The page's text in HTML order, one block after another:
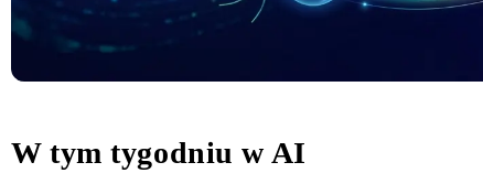
W tym tygodniu w AI